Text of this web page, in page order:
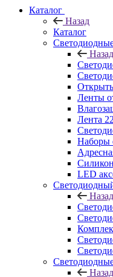
Каталог
Назад
Каталог
Назад
Ленты
Лента
Наборы
LED
Назад
Назад